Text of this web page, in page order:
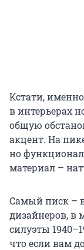
Кстати,
в интерьерах
общую
акцент. На
но
материал –
Самый писк –
дизайнеров, в
силуэты
что если вам